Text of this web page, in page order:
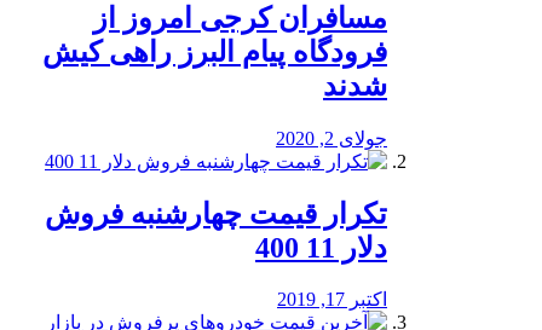
مسافران کرجی امروز از
فرودگاه پیام البرز راهی کیش
شدند
جولای 2, 2020
تکرار قیمت چهارشنبه فروش
دلار 11 400
اکتبر 17, 2019